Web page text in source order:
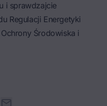
i sprawdzajcie
Regulacji Energetyki
Środowiska i